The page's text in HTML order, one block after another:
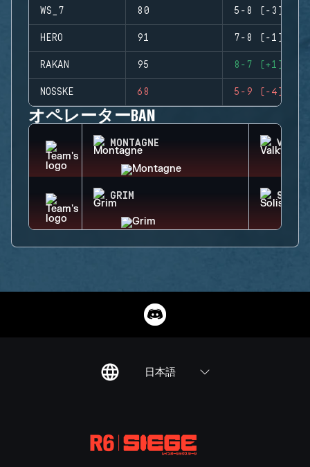
WS_7 80 5-8 (-3)
HERO 91 7-8 (-1)
RAKAN 95 8-7 (+1)
NOSSKE 68 5-9 (-4)
オペレーターBAN
MONTAGNE
GRIM SOLIS
日本語